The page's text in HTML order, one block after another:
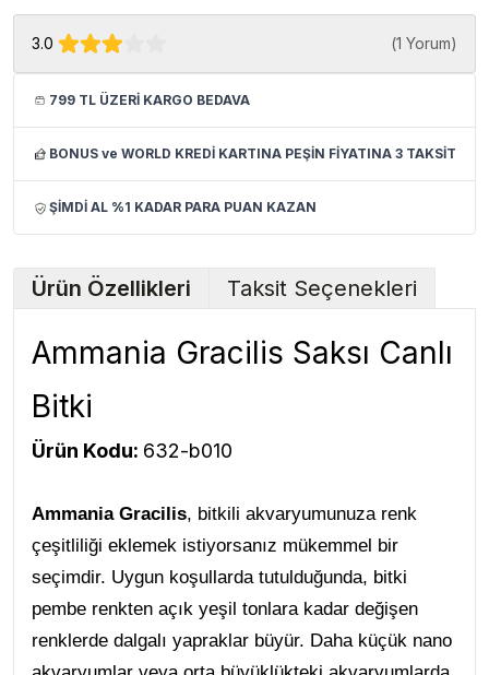
3.0 (1 Yorum)
799 TL ÜZERİ KARGO BEDAVA
BONUS ve WORLD KREDİ KARTINA PEŞİN FİYATINA 3 TAKSİT
ŞİMDİ AL %1 KADAR PARA PUAN KAZAN
Ürün Özellikleri Taksit Seçenekleri
Ammania Gracilis Saksı Canlı
Bitki
Ürün Kodu: 632-b010
Ammania Gracilis, bitkili akvaryumunuza renk
çeşitliliği eklemek istiyorsanız mükemmel bir
seçimdir. Uygun koşullarda tutulduğunda, bitki
pembe renkten açık yeşil tonlara kadar değişen
renklerde dalgalı yapraklar büyür. Daha küçük nano